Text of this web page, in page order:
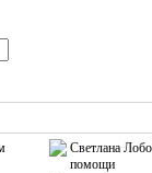
Светлана
помощи